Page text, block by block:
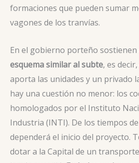
formaciones que pueden sumar
vagones de los tranvías.
En el gobierno porteño sostienen
esquema similar al subte, es
aporta las unidades y un privado
hay una cuestión no menor: los
homologados por el Instituto
Industria (INTI). De los tiempos
dependerá el inicio del proyecto.
dotar a la Capital de un